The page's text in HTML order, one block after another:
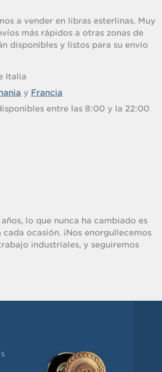
a vender en libras esterlinas. Muy
más rápidos a otras zonas de
disponibles y listos para su envío
Italia
y Francia
entre las 8:00 y la 22:00
lo que nunca ha cambiado es
ocasión. ¡Nos enorgullecemos
industriales, y seguiremos